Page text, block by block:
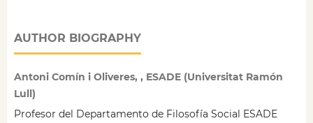
AUTHOR BIOGRAPHY
Antoni Comín i Oliveres, , ESADE (Universitat Ramón
Lull)
Profesor del Departamento de Filosofía Social ESADE